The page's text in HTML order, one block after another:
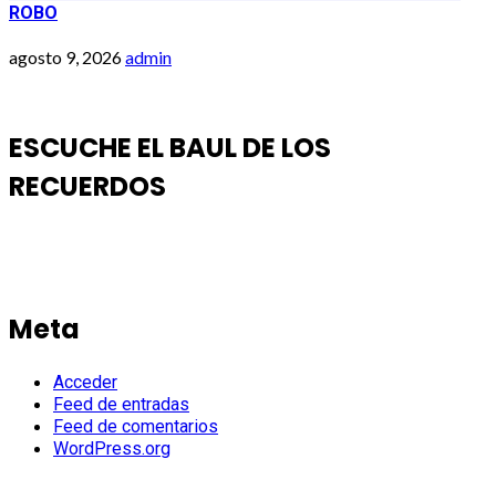
ROBO
agosto 9, 2026admin
ESCUCHE EL BAUL DE LOS
RECUERDOS
Meta
Acceder
Feed de entradas
Feed de comentarios
WordPress.org